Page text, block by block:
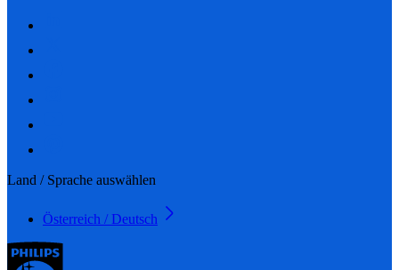
Land / Sprache auswählen
Österreich / Deutsch